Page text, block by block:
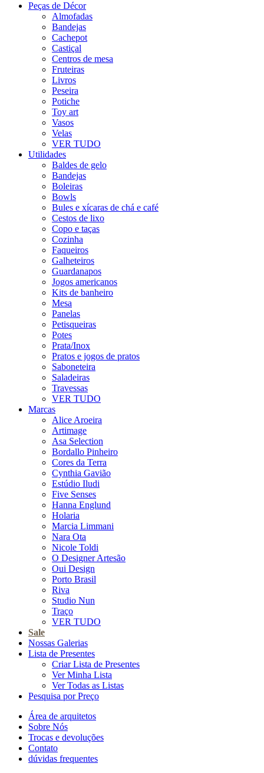
Peças de Décor
Almofadas
Bandejas
Cachepot
Castiçal
Centros de mesa
Fruteiras
Livros
Peseira
Potiche
Toy art
Vasos
Velas
VER TUDO
Utilidades
Baldes de gelo
Bandejas
Boleiras
Bowls
Bules e xícaras de chá e café
Cestos de lixo
Copo e taças
Cozinha
Faqueiros
Galheteiros
Guardanapos
Jogos americanos
Kits de banheiro
Mesa
Panelas
Petisqueiras
Potes
Prata/Inox
Pratos e jogos de pratos
Saboneteira
Saladeiras
Travessas
VER TUDO
Marcas
Alice Aroeira
Artimage
Asa Selection
Bordallo Pinheiro
Cores da Terra
Cynthia Gavião
Estúdio Iludi
Five Senses
Hanna Englund
Holaria
Marcia Limmani
Nara Ota
Nicole Toldi
O Designer Artesão
Oui Design
Porto Brasil
Riva
Studio Nun
Traço
VER TUDO
Sale
Nossas Galerias
Lista de Presentes
Criar Lista de Presentes
Ver Minha Lista
Ver Todas as Listas
Pesquisa por Preço
Área de arquitetos
Sobre Nós
Trocas e devoluções
Contato
dúvidas frequentes